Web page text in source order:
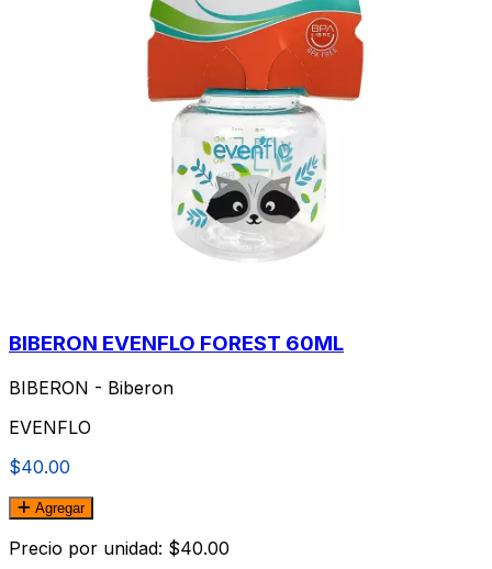
BIBERON EVENFLO FOREST 60ML
BIBERON - Biberon
EVENFLO
$40.00
Agregar
Precio por unidad: $40.00